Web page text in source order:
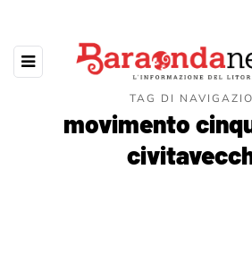
TAG DI
movimento